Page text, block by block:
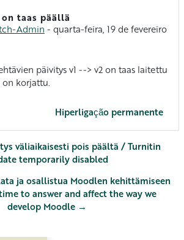
taas päällä
Admin - quarta-feira, 19 de fevereiro
0
päivitys v1 --> v2 on taas laitettu
on korjattu.
Hiperligação permanente
väliaikaisesti pois päältä / Turnitin
temporarily disabled
ja osallistua Moodlen kehittämiseen
to answer and affect the way we
develop Moodle →